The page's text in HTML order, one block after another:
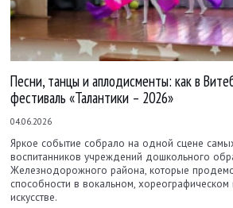
Песни, танцы и аплодисменты: как в
фестиваль «Талантики – 2026»
04.06.2026
Яркое событие собрало на одной сцене
воспитанников учреждений дошкольного
Железнодорожного района, которые
способности в вокальном, хореографическом
искусстве.